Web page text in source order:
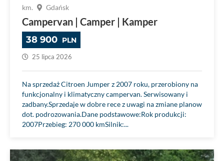
km.
Gdańsk
Campervan | Camper | Kamper
38 900 PLN
25 lipca 2026
Na sprzedaż Citroen Jumper z 2007 roku, przerobiony na
funkcjonalny i klimatyczny campervan. Serwisowany i
zadbany.Sprzedaje w dobre rece z uwagi na zmiane planow
dot. podrozowania.Dane podstawowe:Rok produkcji:
2007Przebieg: 270 000 kmSilnik:...